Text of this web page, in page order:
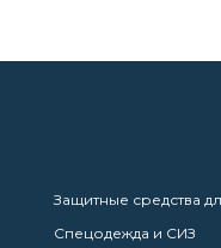
Защитные средства
Спецодежда и СИЗ